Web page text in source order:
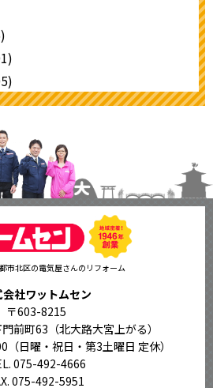
市北区の電気屋さんのリフォーム
会社ワットムセン
〒603-8215
前町63（北大路大宮上がる）
（日曜・祝日・第3土曜日 定休）
075-492-4666
075-492-5951